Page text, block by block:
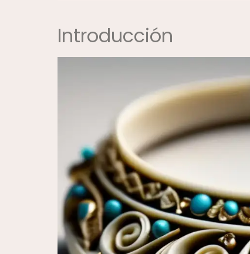
Introducción